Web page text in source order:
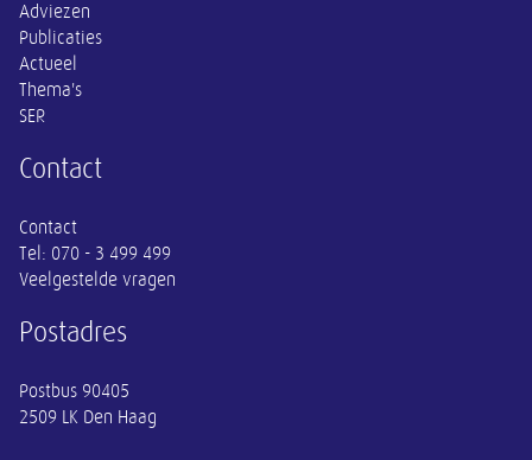
Adviezen
Publicaties
Actueel
Thema's
SER
Contact
Contact
Tel: 070 - 3 499 499
Veelgestelde vragen
Postadres
Postbus 90405
2509 LK Den Haag